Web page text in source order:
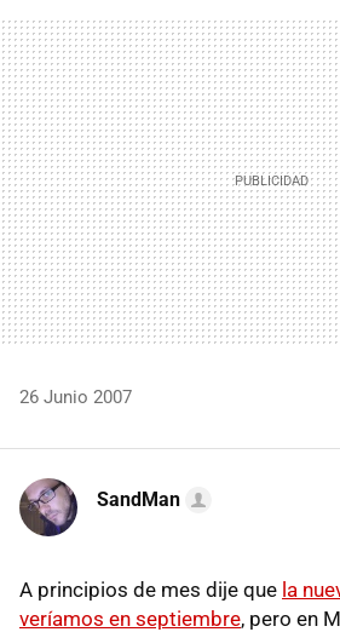
MAIL
26 Junio 2007
SandMan
A principios de mes dije que la
veríamos en septiembre, pero en